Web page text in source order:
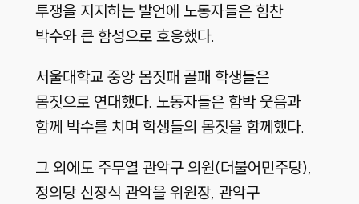
투쟁을 지지하는 발언에 노동자들은 힘찬
박수와 큰 함성으로 호응했다.
서울대학교 중앙 몸짓패 골패 학생들은
몸짓으로 연대했다. 노동자들은 함박 웃음과
함께 박수를 치며 학생들의 몸짓을 함께했다.
그 외에도 주무열 관악구 의원(더불어민주당),
정의당 신장식 관악을 위원장, 관악구